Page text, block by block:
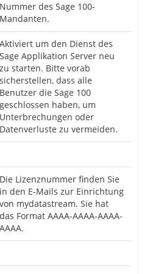
Nummer des Sage 100-
Mandanten.
Aktiviert um den Dienst des
Sage Applikation Server neu
zu starten. Bitte vorab
sicherstellen, dass alle
Benutzer die Sage 100
geschlossen haben, um
Unterbrechungen oder
Datenverluste zu vermeiden.
Die Lizenznummer finden Sie
in den E-Mails zur Einrichtung
von mydatastream. Sie hat
das Format AAAA-AAAA-AAAA-
AAAA.